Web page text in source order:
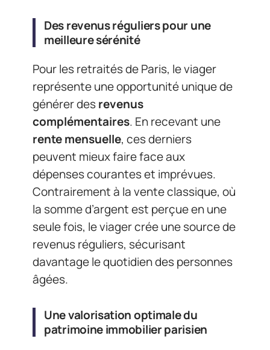
Des revenus réguliers pour une
meilleure sérénité
Pour les retraités de Paris, le viager
représente une opportunité unique de
générer desrevenus
complémentaires. En recevant une
rente mensuelle, ces derniers
peuvent mieux faire face aux
dépenses courantes et imprévues.
Contrairement à la vente classique, où
la somme d’argent est perçue en une
seule fois, le viager crée une source de
revenus réguliers, sécurisant
davantage le quotidien des personnes
âgées.
Une valorisation optimale du
patrimoine immobilier parisien